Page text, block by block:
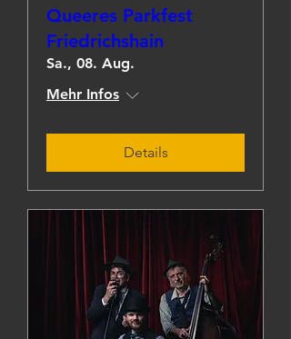
Queeres Parkfest
Friedrichshain
Sa., 08. Aug.
Mehr Infos
Details